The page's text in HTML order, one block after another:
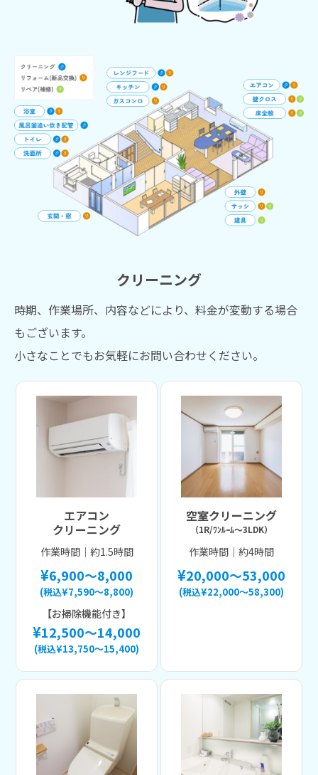
クリーニング
時期、作業場所、内容などにより、料金が変動する場合
もございます。
小さなことでもお気軽にお問い合わせください。
エアコン
クリーニング
作業時間｜約1.5時間
6,900～8,000
(税込¥7,590～8,800)
【お掃除機能付き】
12,500～14,000
(税込¥13,750～15,400)
空室クリーニング
（1R/ﾜﾝﾙｰﾑ〜3LDK）
作業時間｜約4時間
20,000〜53,000
(税込¥22,000〜58,300)